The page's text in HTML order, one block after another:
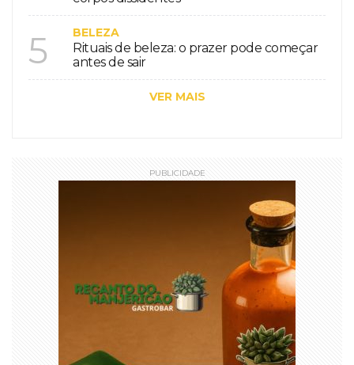
5 BELEZA
Rituais de beleza: o prazer pode começar
antes de sair
VER MAIS
PUBLICIDADE